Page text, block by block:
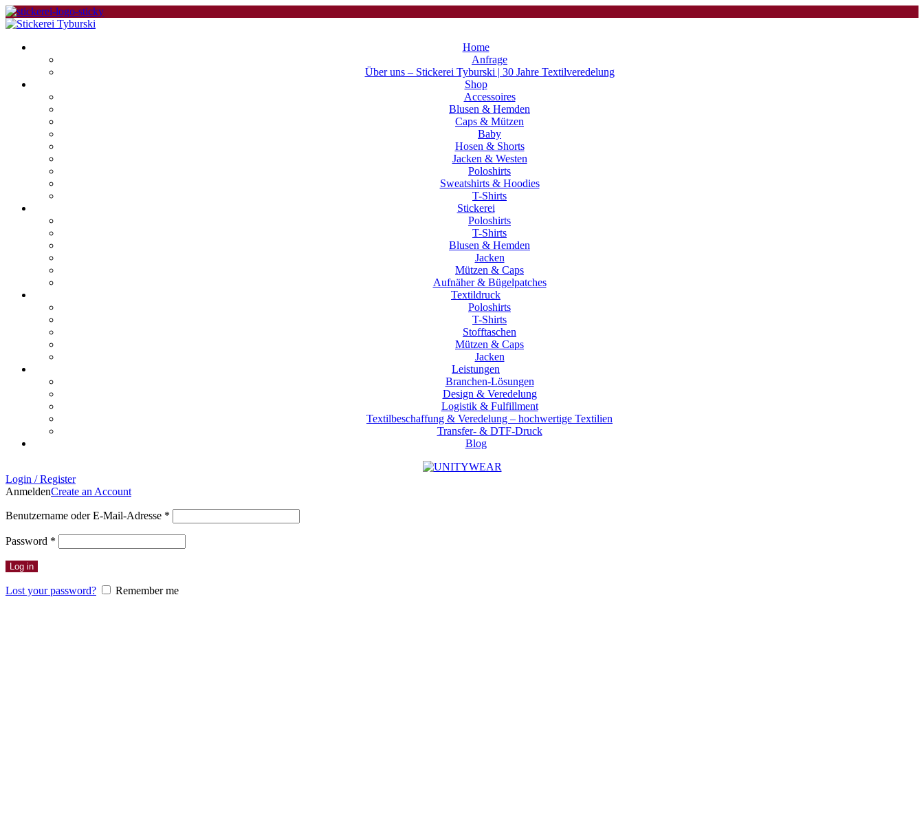
Home
Anfrage
Über uns – Stickerei Tyburski | 30 Jahre Textilveredelung
Shop
Accessoires
Blusen & Hemden
Caps & Mützen
Baby
Hosen & Shorts
Jacken & Westen
Poloshirts
Sweatshirts & Hoodies
T-Shirts
Stickerei
Poloshirts
T-Shirts
Blusen & Hemden
Jacken
Mützen & Caps
Aufnäher & Bügelpatches
Textildruck
Poloshirts
T-Shirts
Stofftaschen
Mützen & Caps
Jacken
Leistungen
Branchen-Lösungen
Design & Veredelung
Logistik & Fulfillment
Textilbeschaffung & Veredelung – hochwertige Textilien
Transfer- & DTF-Druck
Blog
Login / Register
AnmeldenCreate an Account
Benutzername oder E-Mail-Adresse *
Password *
Log in
Lost your password? Remember me